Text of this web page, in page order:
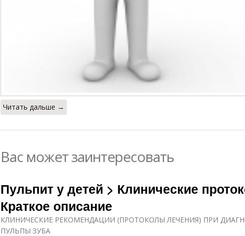
Читать дальше →
Вас может заинтересовать
Пульпит у детей > Клинические
Краткое описание
КЛИНИЧЕСКИЕ РЕКОМЕНДАЦИИ (ПРОТОКОЛЫ ЛЕЧЕНИЯ) ПРИ
ПУЛЬПЫ ЗУБА